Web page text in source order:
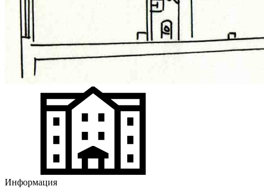
Информация